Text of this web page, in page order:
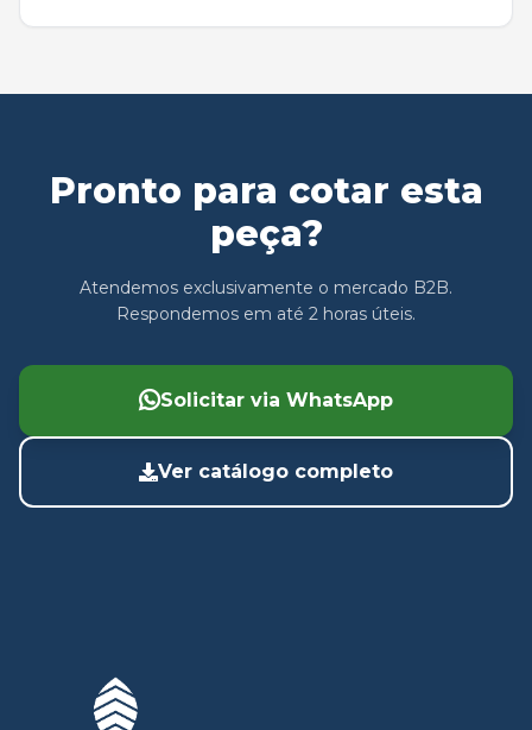
Pronto para cotar esta
peça?
Atendemos exclusivamente o mercado B2B.
Respondemos em até 2 horas úteis.
Solicitar via WhatsApp
Ver catálogo completo